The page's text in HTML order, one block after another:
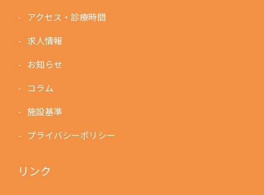
アクセス・診療時間
求人情報
お知らせ
コラム
施設基準
プライバシーポリシー
リンク